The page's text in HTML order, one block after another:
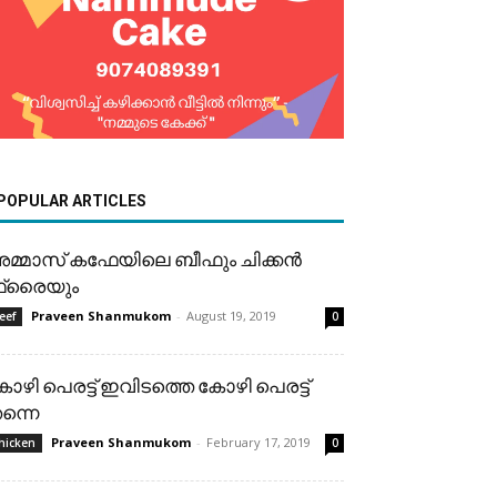
POPULAR ARTICLES
കഫേയിലെ ബീഫും ചിക്കൻ
Praveen Shanmukom - August 19, 2019 0
പെരട്ട് ഇവിടത്തെ കോഴി പെരട്ട്
Praveen Shanmukom - February 17, 2019 0